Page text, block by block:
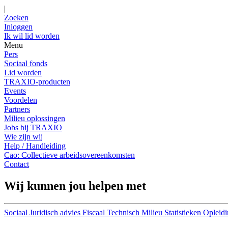
|
Zoeken
Inloggen
Ik wil lid worden
Menu
Pers
Sociaal fonds
Lid worden
TRAXIO-producten
Events
Voordelen
Partners
Milieu oplossingen
Jobs bij TRAXIO
Wie zijn wij
Help / Handleiding
Cao: Collectieve arbeidsovereenkomsten
Contact
Wij kunnen jou helpen met
Sociaal Juridisch advies Fiscaal Technisch Milieu Statistieken